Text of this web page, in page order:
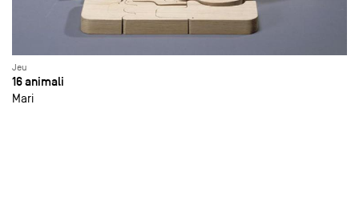
Jeu
16 animali
Mari